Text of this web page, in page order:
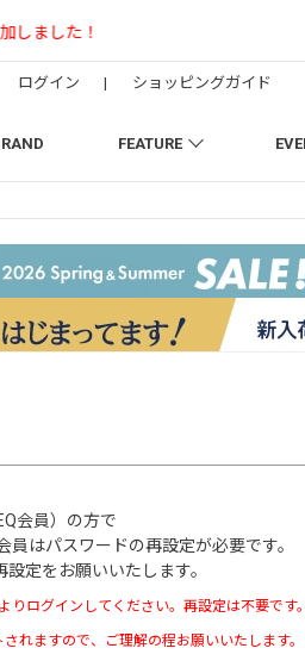
年 H.D. Track Pant
FEATURE
ログイン | ショッピングガイド
会員）の方で
員はパスワードの再設定が必要です。
定をお願いいたします。
ログインしてください。再設定は不要です。
れますので、ご理解の程お願いいたします。